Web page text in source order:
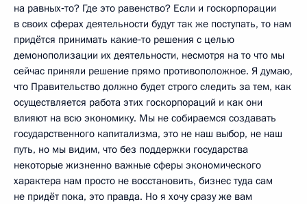
на равных‑то? Где это равенство? Если и госкорпорации
в своих сферах деятельности будут так же поступать, то нам
придётся принимать какие‑то решения с целью
демонополизации их деятельности, несмотря на то что мы
сейчас приняли решение прямо противоположное. Я думаю,
что Правительство должно будет строго следить за тем, как
осуществляется работа этих госкорпораций и как они
влияют на всю экономику. Мы не собираемся создавать
государственного капитализма, это не наш выбор, не наш
путь, но мы видим, что без поддержки государства
некоторые жизненно важные сферы экономического
характера нам просто не восстановить, бизнес туда сам
не придёт пока, это правда. Но я хочу сразу же вам